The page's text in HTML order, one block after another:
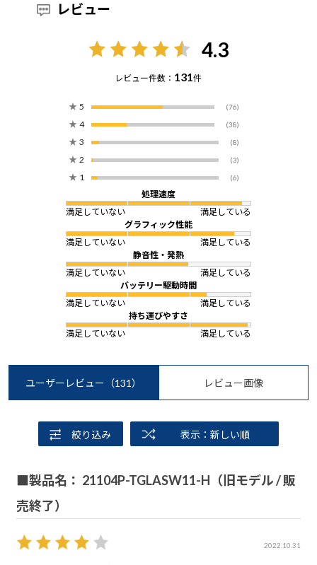
レビュー
4.3
レビュー件数： 131件
★ 5 (76)
★ 4 (38)
★ 3 (8)
★ 2 (3)
★ 1 (6)
処理速度
満足していない
満足している
グラフィック性能
満足していない
満足している
静音性・発熱
満足していない
満足している
バッテリー駆動時間
満足していない
満足している
持ち運びやすさ
満足していない
満足している
ユーザーレビュー （131） レビュー画像
絞り込み 表示：新しい順
■製品名： 21104P-TGLASW11-H（旧モデル / 販
売終了）
2022.10.31